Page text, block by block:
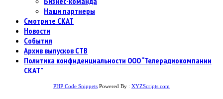
Наши партнеры
Смотрите СКАТ
Новости
События
Архив выпусков СТВ
Политика конфиденциальности ООО “Телерадиокомпании
СКАТ”
PHP Code Snippets Powered By : XYZScripts.com